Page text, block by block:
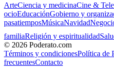
ArteCiencia y medicinaCine &
ocioEducaciónGobierno y
pasatiemposMúsicaNavidad
familiaReligión y espiritualidad
© 2026 Poderato.com
Términos y condicionesPolítica de
frecuentesContacto